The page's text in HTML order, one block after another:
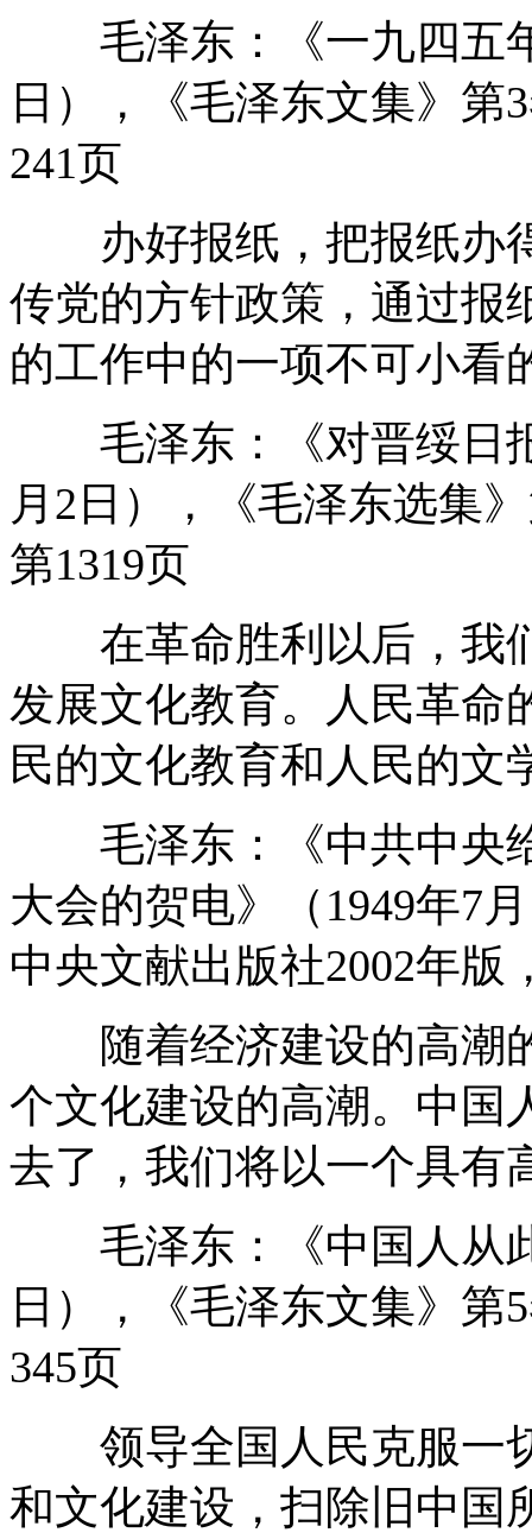
毛泽东：《一九四五年
日），《毛泽东文集》第
241页
办好报纸，把报纸办
传党的方针政策，通过报
的工作中的一项不可小看
毛泽东：《对晋绥日报
月2日），《毛泽东选集
第1319页
在革命胜利以后，我
发展文化教育。人民革命
民的文化教育和人民的文
毛泽东：《中共中央
大会的贺电》（1949年7
中央文献出版社2002年版
随着经济建设的高潮
个文化建设的高潮。中国
去了，我们将以一个具有
毛泽东：《中国人从此
日），《毛泽东文集》第
345页
领导全国人民克服一
和文化建设，扫除旧中国